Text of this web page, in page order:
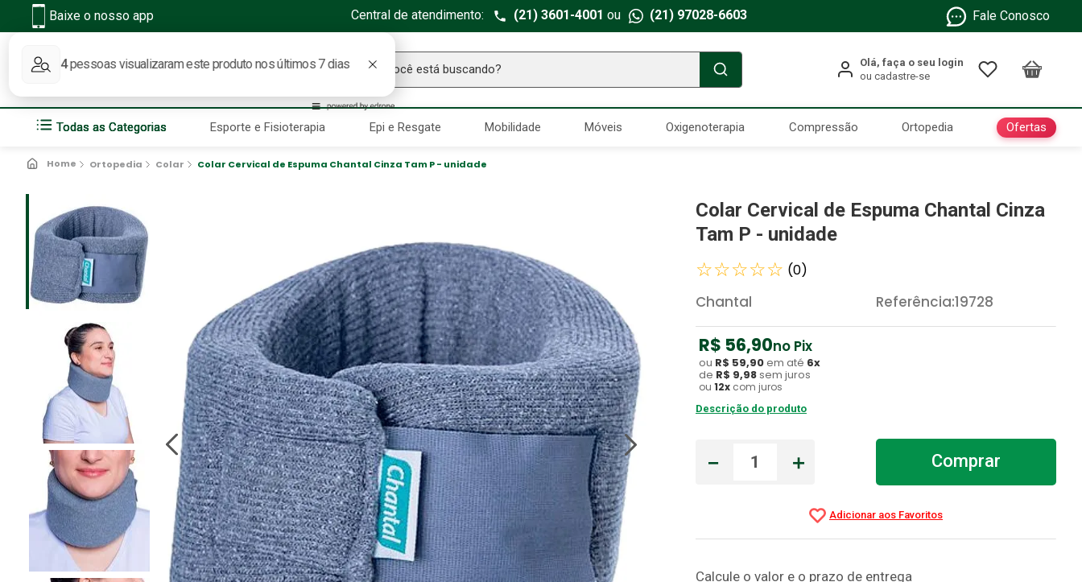
Baixe o nosso app Central de atendimento: (21) 3601-4001 ou (21) 97028-6603 Fale Conosco
O que você está buscando?
Todas as Categorias Esporte e Fisioterapia Epi e Resgate Mobilidade Móveis Oxigenoterapia Compressão Ortopedia Ofertas
Ortopedia Colar Colar Cervical de Espuma Chantal Cinza Tam P - unidade
Colar Cervical de Espuma Chantal Cinza
Tam P - unidade
☆☆☆☆☆ (0)
Chantal Referência:19728
R$ 56,90no Pix
ou R$ 59,90em até 6x
de R$ 9,98 sem juros
ou 12x com juros
Descrição do produto
＋
－ Comprar
TERMOS MAIS BUSCADOS
Seringa Insulina
2º Fralda Geriatrica
º Aparelho Pressão
6º Littmann
7º Absorvente Geriatrico
8º Gaze Esteril
9º Cadeira Banho
10º Gaze